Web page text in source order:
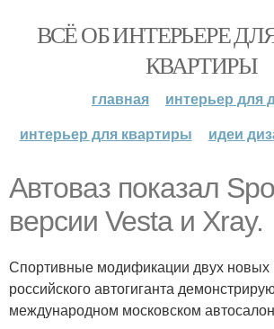
ВСЁ ОБ ИНТЕРЬЕРЕ
КВАРТИРЫ
главная
интерьер для
интерьер для квартиры
идеи
Автоваз показал
версии Vesta и Xray.
Спортивные модификации двух новых
российского автогиганта
международном московском